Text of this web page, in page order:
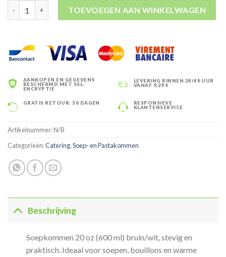
TOEVOEGEN AAN WINKELWAGEN
AANKOPEN EN GEGEVENS
BESCHERMD MET SSL-
ENCRYPTIE
LEVERING BINNEN 24/48 UUR
VANAF 9,29 €
GRATIS RETOUR: 30 DAGEN
RESPONSIEVE
KLANTENSERVICE
Artikelnummer:N/B
Categorieën:Catering,Soep- en Pastakommen
Beschrijving
Soepkommen 20 oz (600 ml) bruin/wit, stevig en
praktisch. Ideaal voor soepen, bouillons en warme